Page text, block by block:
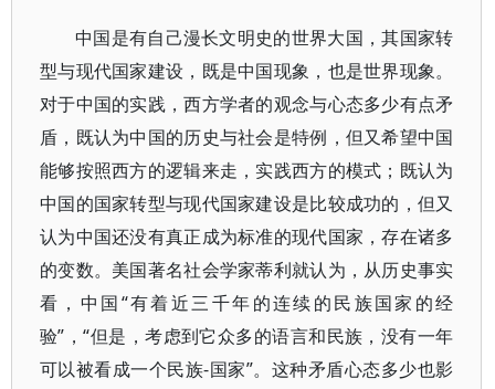
中国是有自己漫长文明史的世界大国，其国家转
型与现代国家建设，既是中国现象，也是世界现象。
对于中国的实践，西方学者的观念与心态多少有点矛
盾，既认为中国的历史与社会是特例，但又希望中国
能够按照西方的逻辑来走，实践西方的模式；既认为
中国的国家转型与现代国家建设是比较成功的，但又
认为中国还没有真正成为标准的现代国家，存在诸多
的变数。美国著名社会学家蒂利就认为，从历史事实
看，中国“有着近三千年的连续的民族国家的经
验”，“但是，考虑到它众多的语言和民族，没有一年
可以被看成一个民族-国家”。这种矛盾心态多少也影